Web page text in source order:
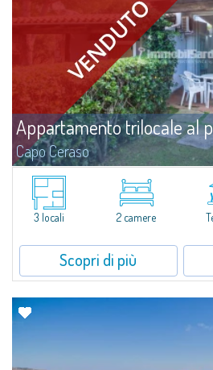
Appartamento trilocale al
Capo Ceraso
​Villetta trilocale a schiera in vendita nel
un’oasi di pace&relax immersa tra i vivaci
mediterranea e affacciata sugli scenari
3 locali
2 camere
Scopri di più